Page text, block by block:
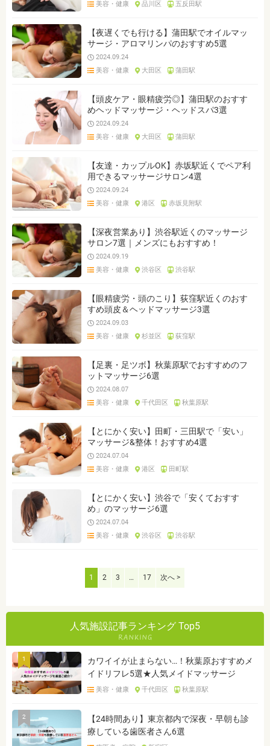
美容・健康
品川区 五反田駅
【夜遅くでも行ける】蒲田駅でオイルマッ
サージ・アロマリンパのおすすめ5選
2024.09.24
美容・健康
大田区 蒲田駅
【頭皮ケア・眼精疲労◎】蒲田駅のおすす
めヘッドマッサージ・ヘッドスパ3選
2024.09.24
美容・健康
大田区 蒲田駅
【友達・カップルOK】赤坂駅近くでペア利
用できるマッサージサロン4選
2024.09.24
美容・健康
港区 赤坂見附駅
【深夜営業あり】渋谷駅近くのマッサージ
サロン7選｜メンズにもおすすめ！
2024.09.19
美容・健康
渋谷区 渋谷駅
【眼精疲労・頭のこり】荻窪駅近くのおす
すめ頭皮＆ヘッドマッサージ3選
2024.09.03
美容・健康
杉並区 荻窪駅
【足裏・足ツボ】秋葉原駅でおすすめのフ
ットマッサージ6選
2024.08.07
美容・健康
千代田区 秋葉原駅
【とにかく安い】田町・三田駅で「安い」
マッサージ&整体！おすすめ4選
2024.07.04
美容・健康
港区 田町駅
【とにかく安い】渋谷で「安くておすす
め」のマッサージ6選
2024.07.04
美容・健康
渋谷区 渋谷駅
1 2 3 … 17 次へ >
人気施設記事ランキング Top5
1
カワイイが止まらない…！秋葉原おすすめメ
イドリフレ5選★人気メイドマッサージ
美容・健康 千代田区 秋葉原駅
2
【24時間あり】東京都内で深夜・早朝も診
療している歯医者さん6選